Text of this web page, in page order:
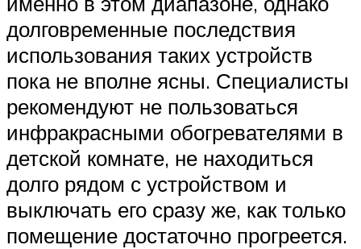
долговременные последствия
использования таких устройств
пока не вполне ясны. Специалисты
рекомендуют не пользоваться
инфракрасными обогревателями в
детской комнате, не находиться
долго рядом с устройством и
выключать его сразу же, как только
помещение достаточно прогреется.